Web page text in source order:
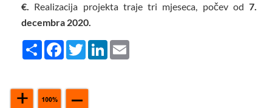
€. Realizacija projekta traje tri mjeseca, počev od 7.
decembra 2020.
Share FacebookTwitterLinkedIn